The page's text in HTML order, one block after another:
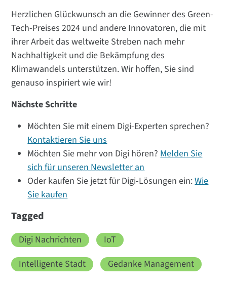
Herzlichen Glückwunsch an die Gewinner des Green-
Tech-Preises 2024 und andere Innovatoren, die mit
ihrer Arbeit das weltweite Streben nach mehr
Nachhaltigkeit und die Bekämpfung des
Klimawandels unterstützen. Wir hoffen, Sie sind
genauso inspiriert wie wir!
Nächste Schritte
Möchten Sie mit einem Digi-Experten sprechen?
Kontaktieren Sie uns
Möchten Sie mehr von Digi hören?Melden Sie
sich für unseren Newsletter an
Oder kaufen Sie jetzt für Digi-Lösungen ein:Wie
Sie kaufen
Tagged
Digi Nachrichten
IoT
Intelligente Stadt
Gedanke Management